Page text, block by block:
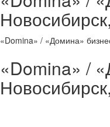
«Domina» / «Домина»
«Domina» /